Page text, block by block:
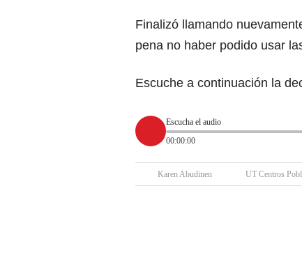
Finalizó llamando
pena no haber podido usar
Escuche a continuación la
Escucha el audio
00:00:00
Karen Abudinen UT Centros